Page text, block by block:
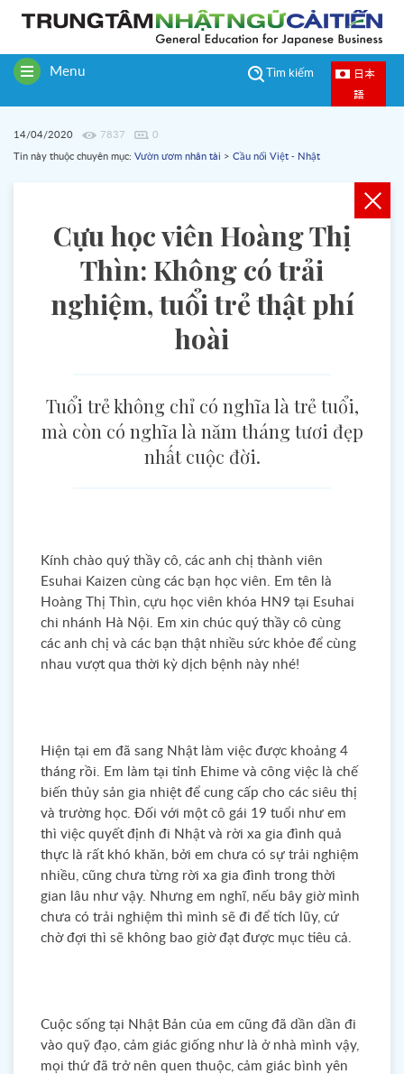
ToggleMenu
日本
語
Tìm kiếm
14/04/2020 7837 0
Tin này thuộc chuyên mục: Vườn ươm nhân tài > Cầu nối Việt - Nhật
Cựu học viên Hoàng Thị
Thìn: Không có trải
nghiệm, tuổi trẻ thật phí
hoài
Tuổi trẻ không chỉ có nghĩa là trẻ tuổi,
mà còn có nghĩa là năm tháng tươi đẹp
nhất cuộc đời.
Kính chào quý thầy cô, các anh chị thành viên
Esuhai Kaizen cùng các bạn học viên. Em tên là
Hoàng Thị Thìn, cựu học viên khóa HN9 tại Esuhai
chi nhánh Hà Nội. Em xin chúc quý thầy cô cùng
các anh chị và các bạn thật nhiều sức khỏe để cùng
nhau vượt qua thời kỳ dịch bệnh này nhé!
Hiện tại em đã sang Nhật làm việc được khoảng 4
tháng rồi. Em làm tại tỉnh Ehime và công việc là chế
biến thủy sản gia nhiệt để cung cấp cho các siêu thị
và trường học. Đối với một cô gái 19 tuổi như em
thì việc quyết định đi Nhật và rời xa gia đình quả
thực là rất khó khăn, bởi em chưa có sự trải nghiệm
nhiều, cũng chưa từng rời xa gia đình trong thời
gian lâu như vậy. Nhưng em nghĩ, nếu bây giờ mình
chưa có trải nghiệm thì mình sẽ đi để tích lũy, cứ
chờ đợi thì sẽ không bao giờ đạt được mục tiêu cả.
Cuộc sống tại Nhật Bản của em cũng đã dần dần đi
vào quỹ đạo, cảm giác giống như là ở nhà mình vậy,
mọi thứ đã trở nên quen thuộc, cảm giác bình yên